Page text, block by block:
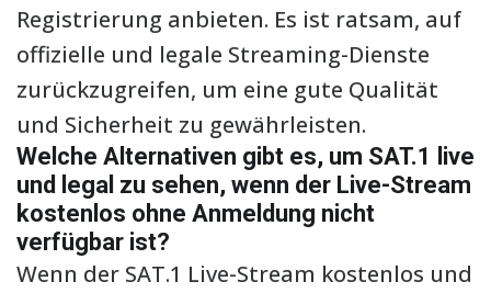
Registrierung anbieten. Es ist ratsam, auf
offizielle und legale Streaming-Dienste
zurückzugreifen, um eine gute Qualität
und Sicherheit zu gewährleisten.
Welche Alternativen gibt es, um SAT.1 live
und legal zu sehen, wenn der Live-Stream
kostenlos ohne Anmeldung nicht
verfügbar ist?
Wenn der SAT.1 Live-Stream kostenlos und